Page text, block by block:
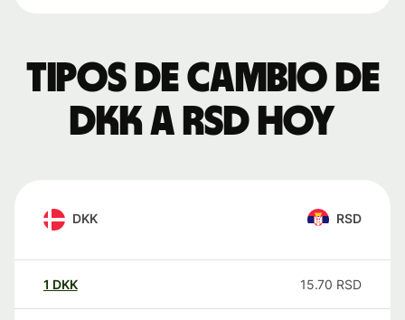
Tipos de cambio de
DKK a RSD hoy
DKK RSD
1 DKK 15.70 RSD